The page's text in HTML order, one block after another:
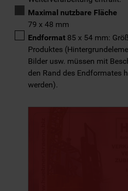
Maximal nutzbare Fläche
79 x 48 mm
Endformat 85 x 54 mm:
Produktes
Bilder usw. müssen mit
den Rand des Endformates
werden).